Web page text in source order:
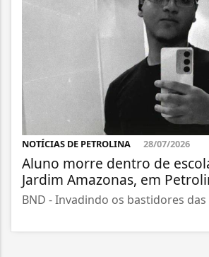
NOTÍCIAS DE PETROLINA 28/07/2026
Aluno morre dentro de
Jardim Amazonas, em
BND - Invadindo os bastidores das